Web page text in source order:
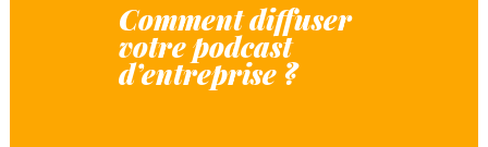
Comment diffuser
votre podcast
d’entreprise ?